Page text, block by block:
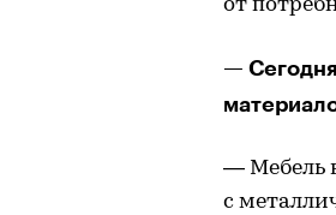
от
—
— Мебель
с